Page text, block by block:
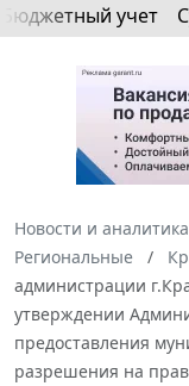
Бюджетный учет
Новости и аналитика
Региональные
администрации
утверждении
предоставления
разрешения на